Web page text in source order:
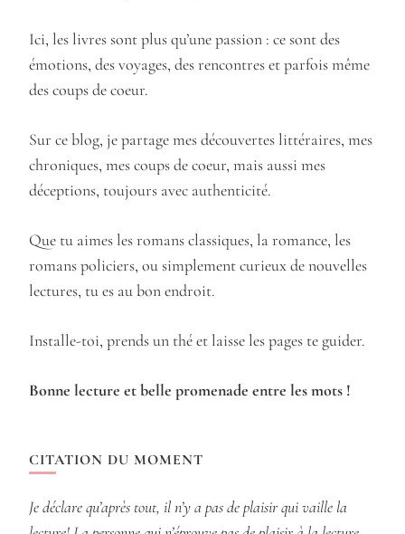
Ici, les livres sont plus qu’une passion : ce sont des
émotions, des voyages, des rencontres et parfois même
des coups de coeur.
Sur ce blog, je partage mes découvertes littéraires, mes
chroniques, mes coups de coeur, mais aussi mes
déceptions, toujours avec authenticité.
Que tu aimes les romans classiques, la romance, les
romans policiers, ou simplement curieux de nouvelles
lectures, tu es au bon endroit.
Installe-toi, prends un thé et laisse les pages te guider.
Bonne lecture et belle promenade entre les mots !
CITATION DU MOMENT
Je déclare qu’après tout, il n’y a pas de plaisir qui vaille la